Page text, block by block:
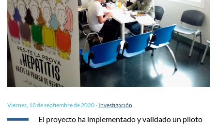
Viernes, 18 de septiembre de 2020- Investigación
El proyecto ha implementado y validado un piloto